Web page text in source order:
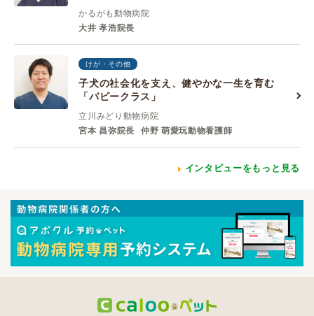
かるがも動物病院
大井 孝浩院長
けが・その他
子犬の社会化を支え、健やかな一生を育む
「パピークラス」
立川みどり動物病院
宮本 昌弥院長
仲野 萌愛玩動物看護師
インタビューをもっと見る